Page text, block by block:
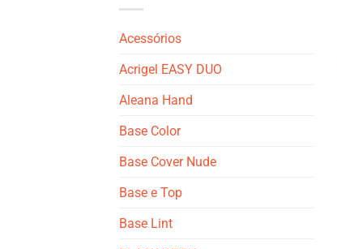
Acessórios
Acrigel EASY DUO
Aleana Hand
Base Color
Base Cover Nude
Base e Top
Base Lint